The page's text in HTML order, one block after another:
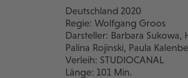
Deutschland 2020
Regie: Wolfgang Groos
Darsteller: Barbara
Palina Rojinski, Paula
Verleih: STUDIOCANAL
Länge: 101 Min.